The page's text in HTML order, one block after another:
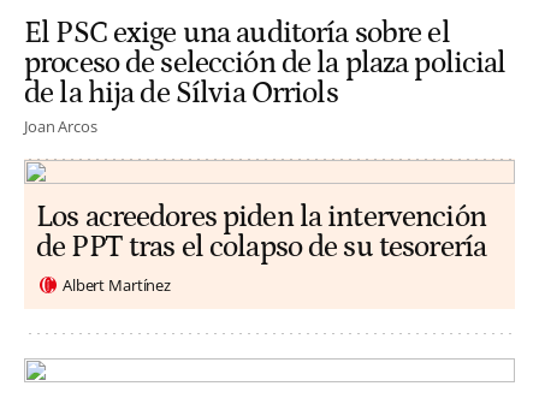
El PSC exige una auditoría sobre el
proceso de selección de la plaza policial
de la hija de Sílvia Orriols
Joan Arcos
Los acreedores piden la intervención
de PPT tras el colapso de su tesorería
Albert Martínez